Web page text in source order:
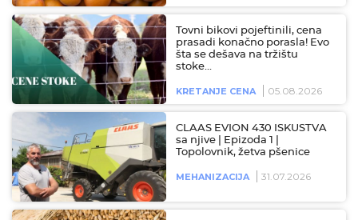
Tovni bikovi pojeftinili, cena
prasadi konačno porasla! Evo
šta se dešava na tržištu
stoke…
KRETANJE CENA 05.08.2026
CLAAS EVION 430 ISKUSTVA
sa njive | Epizoda 1 |
Topolovnik, žetva pšenice
MEHANIZACIJA 31.07.2026